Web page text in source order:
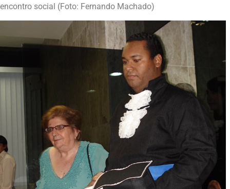
encontro social (Foto: Fernando Machado)